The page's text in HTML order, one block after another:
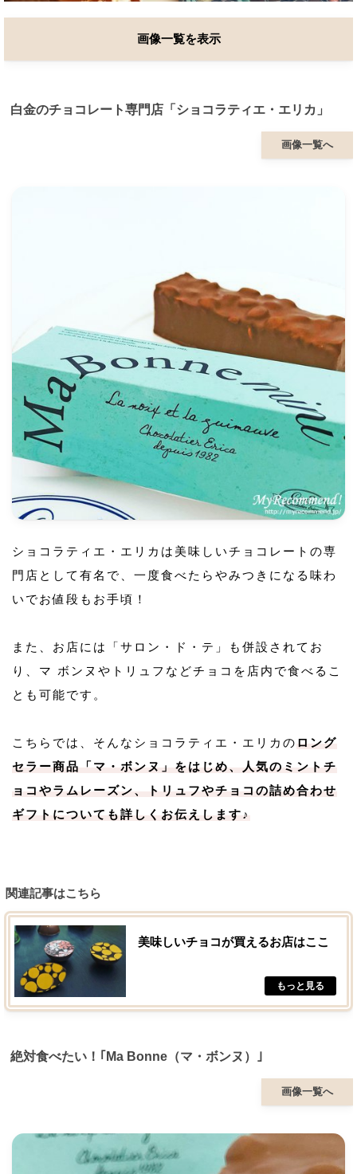
画像一覧を表示
白金のチョコレート専門店「ショコラティエ・エリカ」
画像一覧へ
ショコラティエ・エリカは美味しいチョコレートの専
門店として有名で、一度食べたらやみつきになる味わ
いでお値段もお手頃！
また、お店には「サロン・ド・テ」も併設されてお
り、マ ボンヌやトリュフなどチョコを店内で食べるこ
とも可能です。
こちらでは、そんなショコラティエ・エリカの ロング
セラー商品「マ・ボンヌ」をはじめ、人気のミントチ
ョコやラムレーズン、トリュフやチョコの詰め合わせ
ギフトについても詳しくお伝えします♪
関連記事はこちら
美味しいチョコが買えるお店はここ
絶対食べたい！｢Ma Bonne（マ・ボンヌ）｣
画像一覧へ